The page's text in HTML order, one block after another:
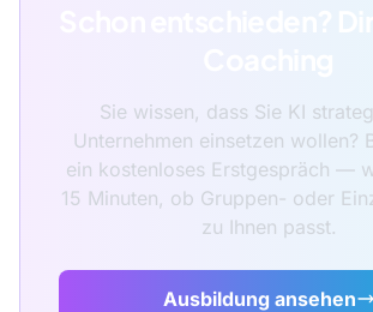
Schon entschieden?
Sie wissen, dass Sie KI
Unternehmen einsetzen wollen?
ein kostenloses Erstgespräch —
15 Minuten, ob Gruppen- oder
zu Ihnen passt.
Ausbildung ansehen